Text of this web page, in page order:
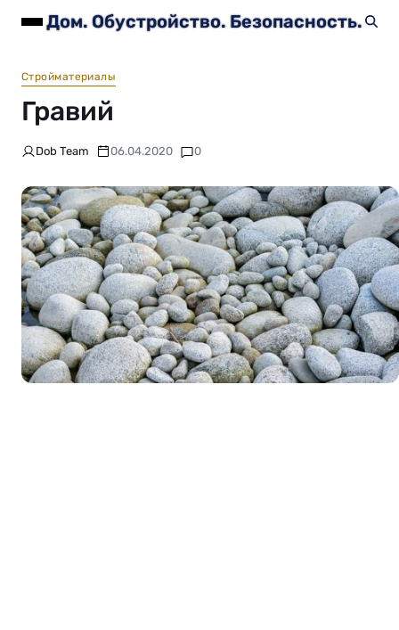
Дом. Обустройство. Безопасность.
Стройматериалы
Гравий
Dob Team 06.04.2020 0